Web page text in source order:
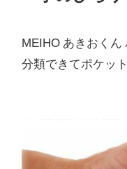
MEIHO あきおくん
分類できてポケッ